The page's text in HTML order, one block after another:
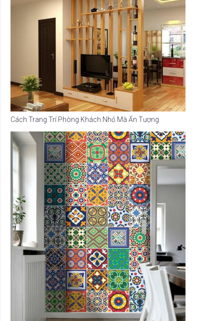
Cách Trang Trí Phòng Khách Nhỏ Mà Ấn Tượng